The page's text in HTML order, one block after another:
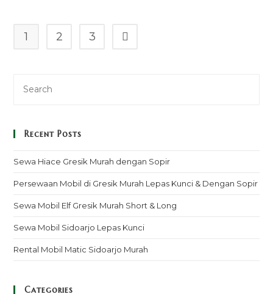
1 2 3 Go to the next page
Recent Posts
Sewa Hiace Gresik Murah dengan Sopir
Persewaan Mobil di Gresik Murah Lepas Kunci & Dengan Sopir
Sewa Mobil Elf Gresik Murah Short & Long
Sewa Mobil Sidoarjo Lepas Kunci
Rental Mobil Matic Sidoarjo Murah
Categories